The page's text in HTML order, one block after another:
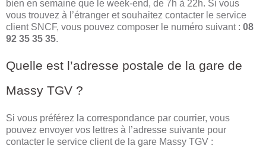
bien en semaine que le week-end, de 7h à 22h. Si vous
vous trouvez à l’étranger et souhaitez contacter le service
client SNCF, vous pouvez composer le numéro suivant : 08
92 35 35 35.
Quelle est l’adresse postale de la gare de
Massy TGV ?
Si vous préférez la correspondance par courrier, vous
pouvez envoyer vos lettres à l’adresse suivante pour
contacter le service client de la gare Massy TGV :